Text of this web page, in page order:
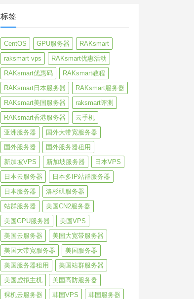
标签
CentOS GPU服务器
RAKsmart
raksmart vps
RAKsmart优惠活动
RAKsmart优惠码
RAKsmart教程
RAKsmart日本服务器
RAKsmart服务器
RAKsmart美国服务器
raksmart评测
RAKsmart香港服务器
云手机
亚洲服务器
国外大带宽服务器
国外服务器
国外服务器租用
新加坡VPS
新加坡服务器
日本VPS
日本云服务器
日本多IP站群服务器
日本服务器
洛杉矶服务器
站群服务器
美国CN2服务器
美国GPU服务器
美国VPS
美国云服务器
美国大宽带服务器
美国大带宽服务器
美国服务器
美国服务器租用
美国站群服务器
美国虚拟主机
美国高防服务器
裸机云服务器
韩国VPS
韩国服务器